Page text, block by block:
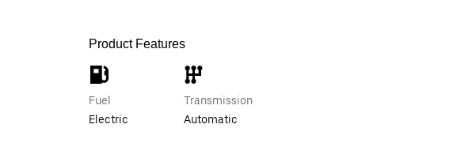
Product Features
Fuel
Electric
Transmission
Automatic